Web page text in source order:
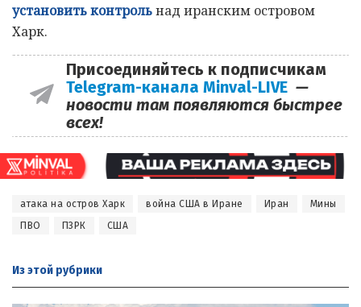
установить контрольнад иранским островом
Харк.
Присоединяйтесь к подписчикам
Telegram-канала Minval-LIVE —
новости там появляются быстрее
всех!
атака на остров Харк война США в Иране Иран
Мины
ПВО
ПЗРК США
Из этой рубрики